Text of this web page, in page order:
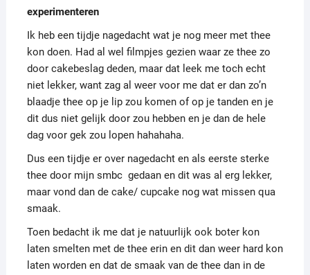
experimenteren
Ik heb een tijdje nagedacht wat je nog meer met thee
kon doen. Had al wel filmpjes gezien waar ze thee zo
door cakebeslag deden, maar dat leek me toch echt
niet lekker, want zag al weer voor me dat er dan zo’n
blaadje thee op je lip zou komen of op je tanden en je
dit dus niet gelijk door zou hebben en je dan de hele
dag voor gek zou lopen hahahaha.
Dus een tijdje er over nagedacht en als eerste sterke
thee door mijn smbc gedaan en dit was al erg lekker,
maar vond dan de cake/ cupcake nog wat missen qua
smaak.
Toen bedacht ik me dat je natuurlijk ook boter kon
laten smelten met de thee erin en dit dan weer hard kon
laten worden en dat de smaak van de thee dan in de